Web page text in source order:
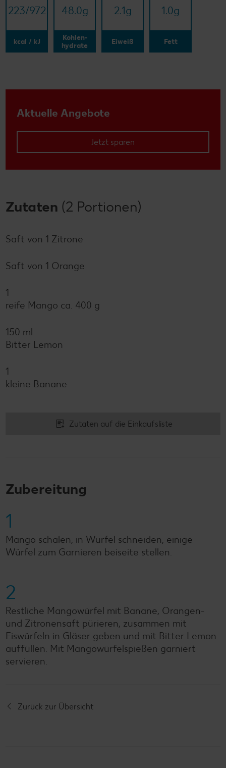
223/​972
kcal / kJ
48.0g
Kohlen-
hydrate
2.1g
Eiweiß
1.0g
Fett
Aktuelle Angebote
Jetzt sparen
Zutaten (2 Portionen)
Saft von 1 Zitrone
Saft von 1 Orange
1
reife Mango ca. 400 g
150 ml
Bitter Lemon
1
kleine Banane
Zutaten auf die Einkaufsliste
Zubereitung
1
Mango schälen, in Würfel schneiden, einige
Würfel zum Garnieren beiseite stellen.
2
Restliche Mangowürfel mit Banane, Orangen-
und Zitronensaft pürieren, zusammen mit
Eiswürfeln in Gläser geben und mit Bitter Lemon
auffüllen. Mit Mangowürfelspießen garniert
servieren.
Zurück zur Übersicht